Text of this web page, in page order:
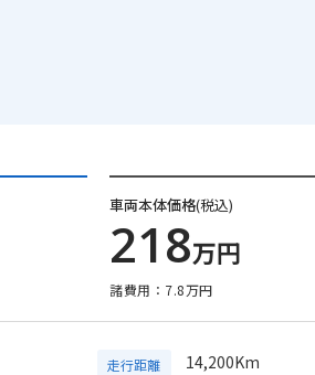
車両本体価格(税込)
218万円
諸費用：7.8万円
走行距離 14,200Km